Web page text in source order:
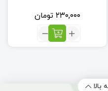
۲۳۰,۰۰۰ تومان
تعداد:
شربت
بالا